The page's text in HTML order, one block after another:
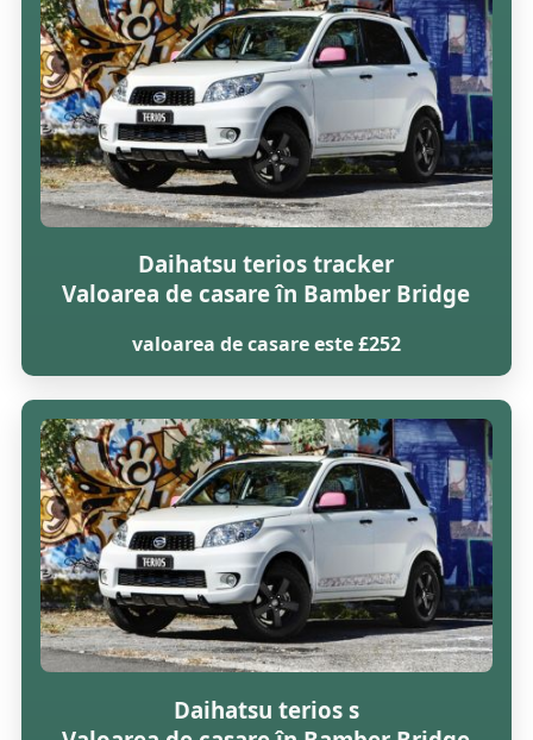
Daihatsu terios tracker
Valoarea de casare în Bamber Bridge
valoarea de casare este £252
Daihatsu terios s